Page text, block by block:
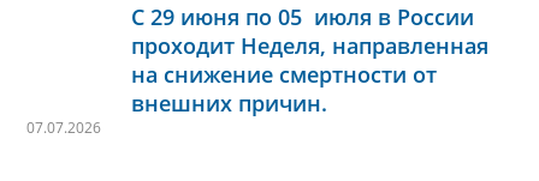
С 29 июня по 05 июля в России
проходит Неделя, направленная
на снижение смертности от
внешних причин.
07.07.2026